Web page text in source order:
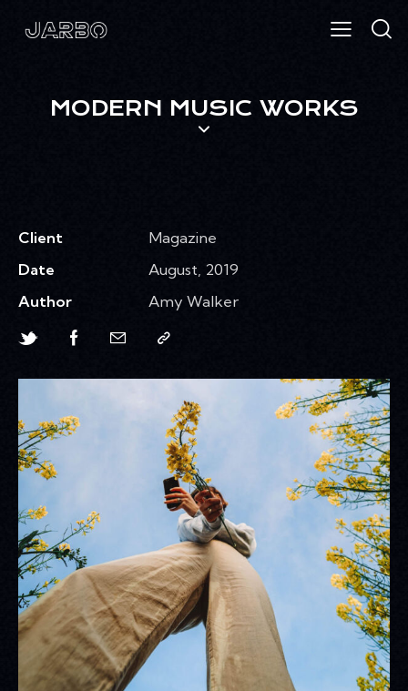
MODERN MUSIC WORKS
Client
Magazine
Date
August, 2019
Author
Amy Walker